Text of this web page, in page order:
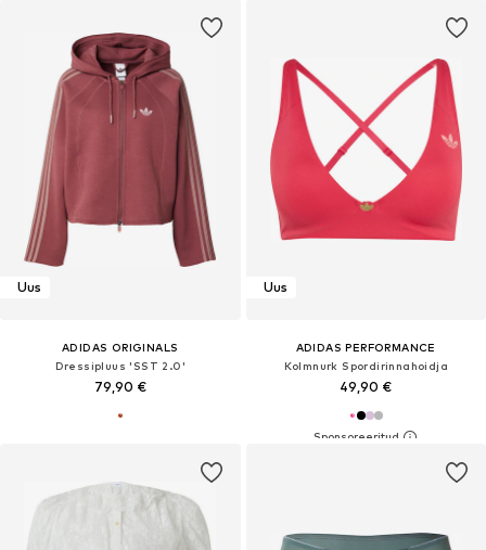
Uus
ADIDAS ORIGINALS
Dressipluus 'SST 2.0'
79,90 €
Uus
ADIDAS PERFORMANCE
Kolmnurk Spordirinnahoidja
49,90 €